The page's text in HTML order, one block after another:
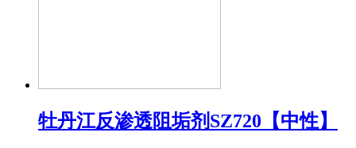
牡丹江反渗透阻垢剂SZ720【中性】